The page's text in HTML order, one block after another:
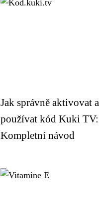
Jak správně aktivovat a
používat kód Kuki TV:
Kompletní návod